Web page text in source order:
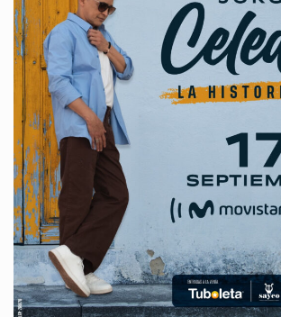
BOGOTÁ
CON
UN
CONCIERTO
UNA
NUEVA
INTERNACIONAL